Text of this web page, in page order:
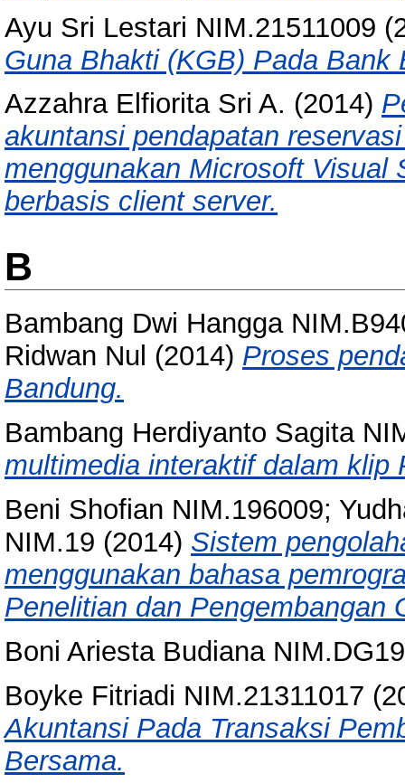
Ayu Sri Lestari NIM.21511009
Guna Bhakti (KGB) Pada Bank
Azzahra Elfiorita Sri A. (2014)
akuntansi pendapatan
menggunakan Microsoft Visual
berbasis client server.
B
Bambang Dwi Hangga
Ridwan Nul (2014) Proses
Bandung.
Bambang Herdiyanto Sagita
multimedia interaktif dalam klip
Beni Shofian NIM.196009;
NIM.19 (2014) Sistem
menggunakan bahasa
Penelitian dan Pengembangan
Boni Ariesta Budiana
Boyke Fitriadi NIM.21311017
Akuntansi Pada Transaksi
Bersama.